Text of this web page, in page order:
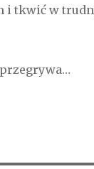
i tkwić w